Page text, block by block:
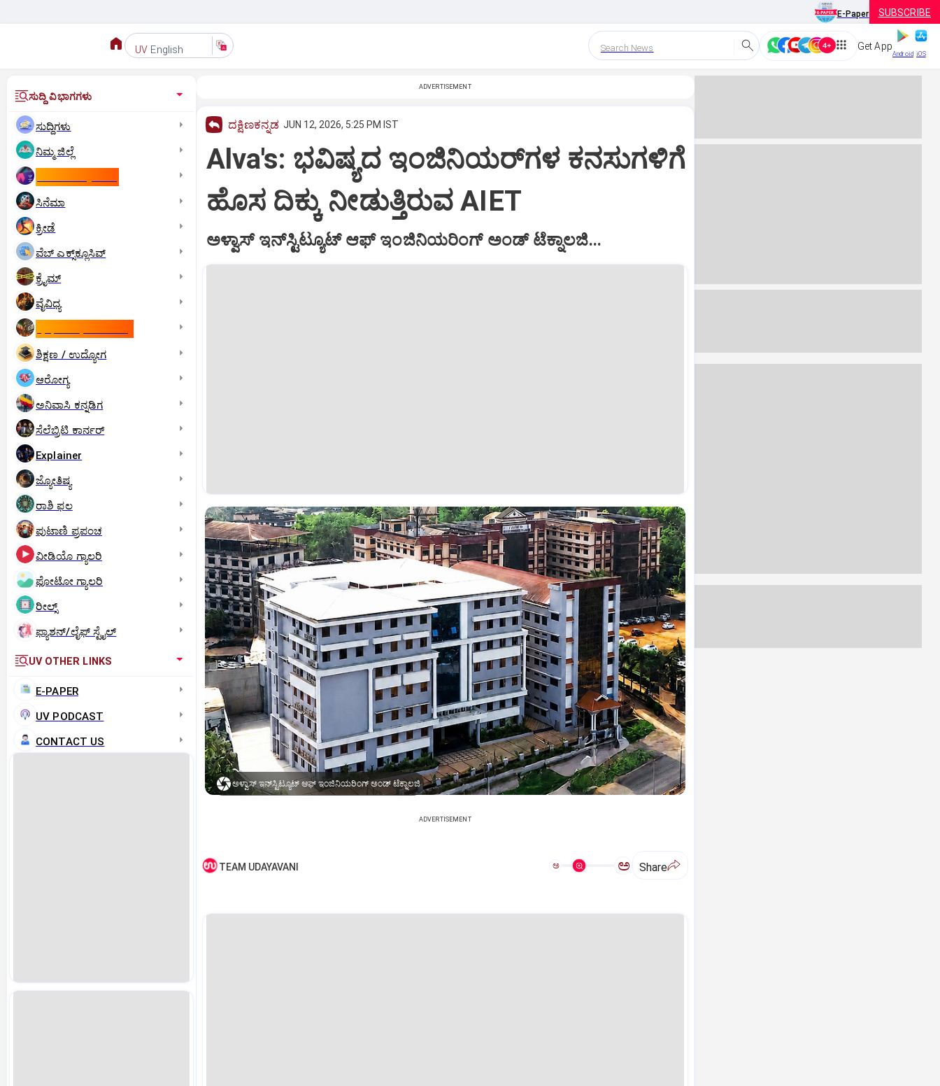
E-Paper SUBSCRIBE
UV English Search News Get App
Android iOS
ಸುದ್ದಿ ವಿಭಾಗಗಳು
ಸುದ್ದಿಗಳು
ನಿಮ್ಮ ಜಿಲ್ಲೆ
ಸಿನೆಮಾ
ಕ್ರೀಡೆ
ವೆಬ್ ಎಕ್ಸ್‌ಕ್ಲೂಸಿವ್
ಕ್ರೈಮ್
ವೈವಿಧ್ಯ
ಶಿಕ್ಷಣ / ಉದ್ಯೋಗ
ಆರೋಗ್ಯ
ಅನಿವಾಸಿ ಕನ್ನಡಿಗ
ಸೆಲೆಬ್ರಿಟಿ ಕಾರ್ನರ್‌
Explainer
ಜ್ಯೋತಿಷ್ಯ
ರಾಶಿ ಫಲ
ಪುಟಾಣಿ ಪ್ರಪಂಚ
ವೀಡಿಯೊ ಗ್ಯಾಲರಿ
ಫೋಟೋ ಗ್ಯಾಲರಿ
ರೀಲ್ಸ್
ಫ್ಯಾಶನ್/ಲೈಫ್‌ ಸ್ಟೈಲ್
UV OTHER LINKS
E-PAPER
UV PODCAST
CONTACT US
ADVERTISEMENT
ದಕ್ಷಿಣಕನ್ನಡ JUN 12, 2026, 5:25 PM IST
Alva's: ಭವಿಷ್ಯದ ಇಂಜಿನಿಯರ್‌ಗಳ ಕನಸುಗಳಿಗೆ
ಹೊಸ ದಿಕ್ಕು ನೀಡುತ್ತಿರುವ AIET
ಅಳ್ವಾಸ್ ಇನ್‌ಸ್ಟಿಟ್ಯೂಟ್ ಆಫ್ ಇಂಜಿನಿಯರಿಂಗ್ ಅಂಡ್ ಟೆಕ್ನಾಲಜಿ...
ಅಳ್ವಾಸ್ ಇನ್‌ಸ್ಟಿಟ್ಯೂಟ್ ಆಫ್ ಇಂಜಿನಿಯರಿಂಗ್ ಅಂಡ್ ಟೆಕ್ನಾಲಜಿ
ADVERTISEMENT
TEAM UDAYAVANI ಅ ಅ Share